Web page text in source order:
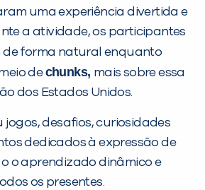
uma experiência divertida e
a atividade, os participantes
de forma natural enquanto
dechunks, mais sobre essa
dos Estados Unidos.
desafios, curiosidades
dedicados à expressão de
o aprendizado dinâmico e
os presentes.
Desculpe!
nenhuma unidade
cidade ou bairro que
você digitou.